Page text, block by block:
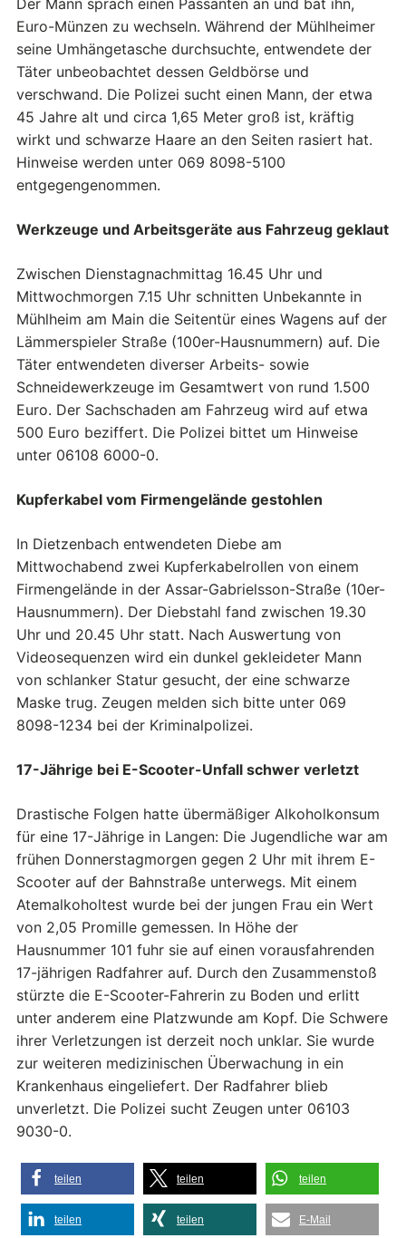
Der Mann sprach einen Passanten an und bat ihn,
Euro-Münzen zu wechseln. Während der Mühlheimer
seine Umhängetasche durchsuchte, entwendete der
Täter unbeobachtet dessen Geldbörse und
verschwand. Die Polizei sucht einen Mann, der etwa
45 Jahre alt und circa 1,65 Meter groß ist, kräftig
wirkt und schwarze Haare an den Seiten rasiert hat.
Hinweise werden unter 069 8098-5100
entgegengenommen.
Werkzeuge und Arbeitsgeräte aus Fahrzeug geklaut
Zwischen Dienstagnachmittag 16.45 Uhr und
Mittwochmorgen 7.15 Uhr schnitten Unbekannte in
Mühlheim am Main die Seitentür eines Wagens auf der
Lämmerspieler Straße (100er-Hausnummern) auf. Die
Täter entwendeten diverser Arbeits- sowie
Schneidewerkzeuge im Gesamtwert von rund 1.500
Euro. Der Sachschaden am Fahrzeug wird auf etwa
500 Euro beziffert. Die Polizei bittet um Hinweise
unter 06108 6000-0.
Kupferkabel vom Firmengelände gestohlen
In Dietzenbach entwendeten Diebe am
Mittwochabend zwei Kupferkabelrollen von einem
Firmengelände in der Assar-Gabrielsson-Straße (10er-
Hausnummern). Der Diebstahl fand zwischen 19.30
Uhr und 20.45 Uhr statt. Nach Auswertung von
Videosequenzen wird ein dunkel gekleideter Mann
von schlanker Statur gesucht, der eine schwarze
Maske trug. Zeugen melden sich bitte unter 069
8098-1234 bei der Kriminalpolizei.
17-Jährige bei E-Scooter-Unfall schwer verletzt
Drastische Folgen hatte übermäßiger Alkoholkonsum
für eine 17-Jährige in Langen: Die Jugendliche war am
frühen Donnerstagmorgen gegen 2 Uhr mit ihrem E-
Scooter auf der Bahnstraße unterwegs. Mit einem
Atemalkoholtest wurde bei der jungen Frau ein Wert
von 2,05 Promille gemessen. In Höhe der
Hausnummer 101 fuhr sie auf einen vorausfahrenden
17-jährigen Radfahrer auf. Durch den Zusammenstoß
stürzte die E-Scooter-Fahrerin zu Boden und erlitt
unter anderem eine Platzwunde am Kopf. Die Schwere
ihrer Verletzungen ist derzeit noch unklar. Sie wurde
zur weiteren medizinischen Überwachung in ein
Krankenhaus eingeliefert. Der Radfahrer blieb
unverletzt. Die Polizei sucht Zeugen unter 06103
9030-0.
teilen teilen teilen
teilen teilen E-Mail